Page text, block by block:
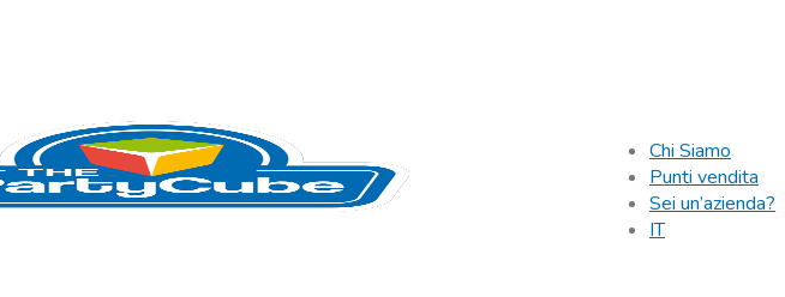
Chi Siamo
Punti vendita
Sei un’azienda?
IT